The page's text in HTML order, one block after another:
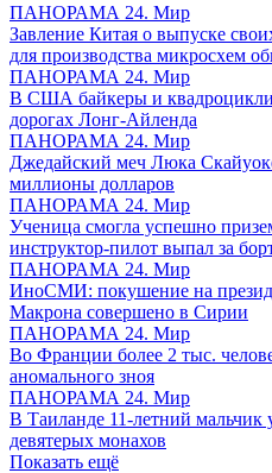
ПАНОРАМА 24. Мир
Завление Китая о выпуске
для производства микросхем
ПАНОРАМА 24. Мир
В США байкеры и
дорогах Лонг-Айленда
ПАНОРАМА 24. Мир
Джедайский меч Люка
миллионы долларов
ПАНОРАМА 24. Мир
Ученица смогла успешно
инструктор-пилот выпал за
ПАНОРАМА 24. Мир
ИноСМИ: покушение на
Макрона совершено в Сирии
ПАНОРАМА 24. Мир
Во Франции более 2 тыс.
аномального зноя
ПАНОРАМА 24. Мир
В Таиланде 11-летний мальчик
девятерых монахов
Показать ещё